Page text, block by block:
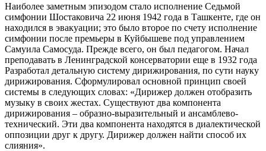
Наиболее заметным эпизодом стало исполнение Седьмой
симфонии Шостаковича 22 июня 1942 года в Ташкенте, где он
находился в эвакуации; это было второе по счету исполнение
симфонии после премьеры в Куйбышеве под управлением
Самуила Самосуда. Прежде всего, он был педагогом. Начал
преподавать в Ленинградской консерватории еще в 1932 года
Разработал детальную систему дирижирования, по сути науку
дирижирования. Сформулировал основной принцип своей
системы в следующих словах: «Дирижер должен отобразить
музыку в своих жестах. Существуют два компонента
дирижирования – образно-выразительный и ансамблево-
технический. Эти два компонента находятся в диалектической
оппозиции друг к другу. Дирижер должен найти способ их
слияния».